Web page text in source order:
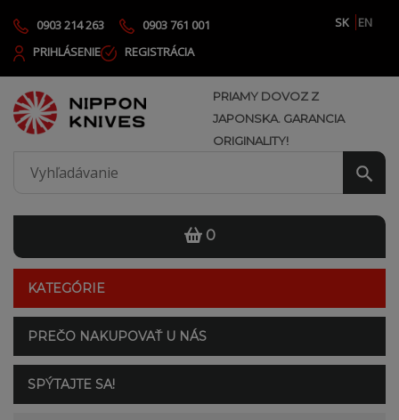
0903 214 263 0903 761 001 SK
EN
PRIHLÁSENIE
REGISTRÁCIA
PRIAMY DOVOZ Z
JAPONSKA. GARANCIA
ORIGINALITY!
0
KATEGÓRIE
PREČO NAKUPOVAŤ U NÁS
SPÝTAJTE SA!